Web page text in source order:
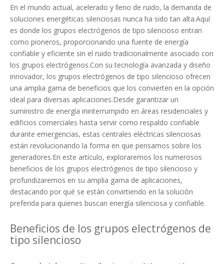
En el mundo actual, acelerado y lleno de ruido, la demanda de
soluciones energéticas silenciosas nunca ha sido tan alta.Aquí
es donde los grupos electrógenos de tipo silencioso entran
como pioneros, proporcionando una fuente de energía
confiable y eficiente sin el ruido tradicionalmente asociado con
los grupos electrógenos.Con su tecnología avanzada y diseño
innovador, los grupos electrógenos de tipo silencioso ofrecen
una amplia gama de beneficios que los convierten en la opción
ideal para diversas aplicaciones.Desde garantizar un
suministro de energía ininterrumpido en áreas residenciales y
edificios comerciales hasta servir como respaldo confiable
durante emergencias, estas centrales eléctricas silenciosas
están revolucionando la forma en que pensamos sobre los
generadores.En este artículo, exploraremos los numerosos
beneficios de los grupos electrógenos de tipo silencioso y
profundizaremos en su amplia gama de aplicaciones,
destacando por qué se están convirtiendo en la solución
preferida para quienes buscan energía silenciosa y confiable.
Beneficios de los grupos electrógenos de
tipo silencioso